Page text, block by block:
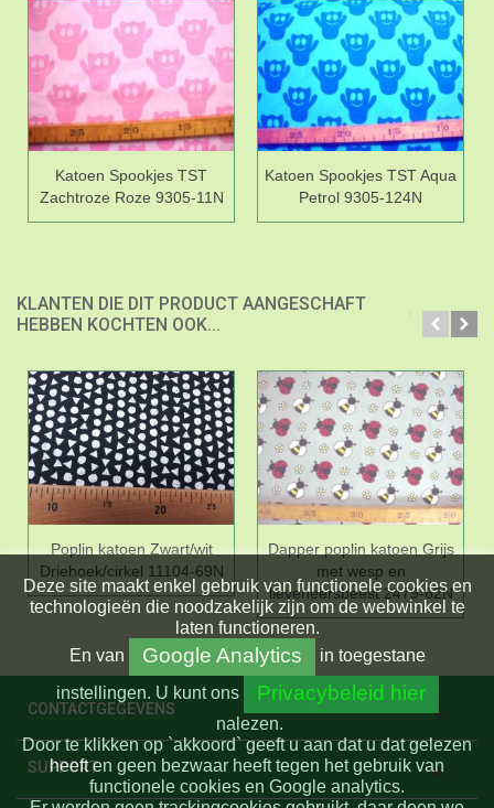
Katoen Spookjes TST
Zachtroze Roze 9305-11N
Katoen Spookjes TST Aqua
Petrol 9305-124N
KLANTEN DIE DIT PRODUCT AANGESCHAFT
HEBBEN KOCHTEN OOK...
Poplin katoen Zwart/wit
Driehoek/cirkel 11104-69N
Dapper poplin katoen Grijs
met wesp en
lieveheersbeest 2479-62N
CONTACTGEGEVENS
SUPPORT
Deze site maakt enkel gebruik van functionele cookies en
technologieën die noodzakelijk zijn om de webwinkel te
laten functioneren.
En van Google Analytics
in toegestane
instellingen. U kunt ons Privacybeleid hier
nalezen.
Door te klikken op `akkoord` geeft u aan dat u dat gelezen
heeft en geen bezwaar heeft tegen het gebruik van
functionele cookies en Google analytics.